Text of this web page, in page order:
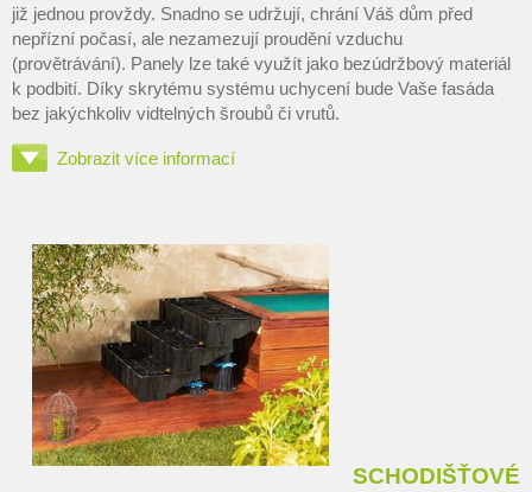
již jednou provždy. Snadno se udržují, chrání Váš dům před
nepřízní počasí, ale nezamezují proudění vzduchu
(provětrávání). Panely lze také využít jako bezúdržbový materiál
k podbití. Díky skrytému systému uchycení bude Vaše fasáda
bez jakýchkoliv vidtelných šroubů či vrutů.
Zobrazit více informací
SCHODIŠŤOVÉ